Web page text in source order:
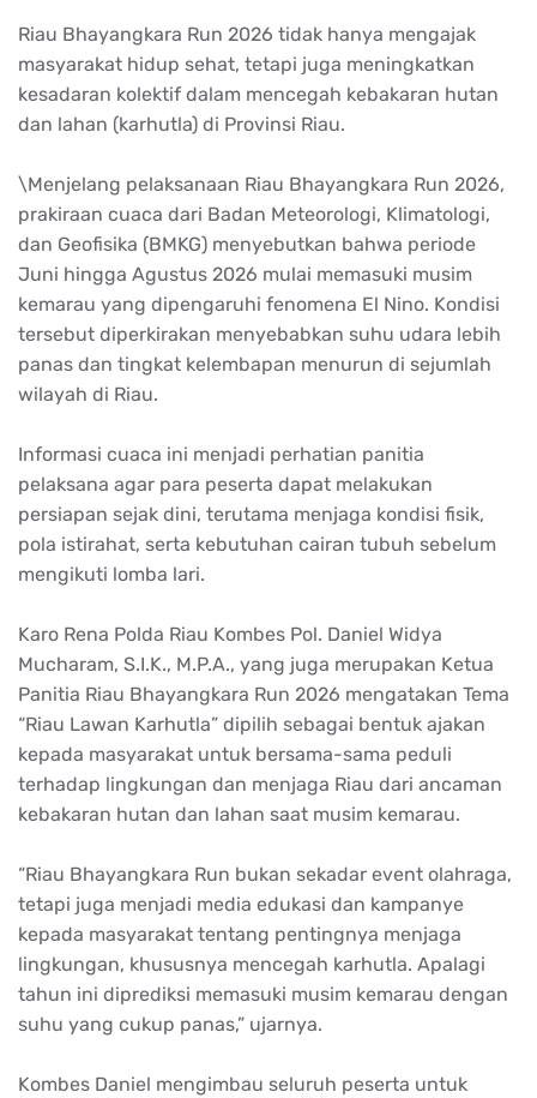
Riau Bhayangkara Run 2026 tidak hanya mengajak
masyarakat hidup sehat, tetapi juga meningkatkan
kesadaran kolektif dalam mencegah kebakaran hutan
dan lahan (karhutla) di Provinsi Riau.
\Menjelang pelaksanaan Riau Bhayangkara Run 2026,
prakiraan cuaca dari Badan Meteorologi, Klimatologi,
dan Geofisika (BMKG) menyebutkan bahwa periode
Juni hingga Agustus 2026 mulai memasuki musim
kemarau yang dipengaruhi fenomena El Nino. Kondisi
tersebut diperkirakan menyebabkan suhu udara lebih
panas dan tingkat kelembapan menurun di sejumlah
wilayah di Riau.
Informasi cuaca ini menjadi perhatian panitia
pelaksana agar para peserta dapat melakukan
persiapan sejak dini, terutama menjaga kondisi fisik,
pola istirahat, serta kebutuhan cairan tubuh sebelum
mengikuti lomba lari.
Karo Rena Polda Riau Kombes Pol. Daniel Widya
Mucharam, S.I.K., M.P.A., yang juga merupakan Ketua
Panitia Riau Bhayangkara Run 2026 mengatakan Tema
“Riau Lawan Karhutla” dipilih sebagai bentuk ajakan
kepada masyarakat untuk bersama-sama peduli
terhadap lingkungan dan menjaga Riau dari ancaman
kebakaran hutan dan lahan saat musim kemarau.
“Riau Bhayangkara Run bukan sekadar event olahraga,
tetapi juga menjadi media edukasi dan kampanye
kepada masyarakat tentang pentingnya menjaga
lingkungan, khususnya mencegah karhutla. Apalagi
tahun ini diprediksi memasuki musim kemarau dengan
suhu yang cukup panas,” ujarnya.
Kombes Daniel mengimbau seluruh peserta untuk